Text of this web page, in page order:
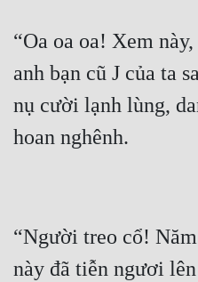
“Oa oa oa! Xem
anh bạn cũ J của ta
nụ cười lạnh lùng,
“Người treo cổ!
này đã tiễn ngươi